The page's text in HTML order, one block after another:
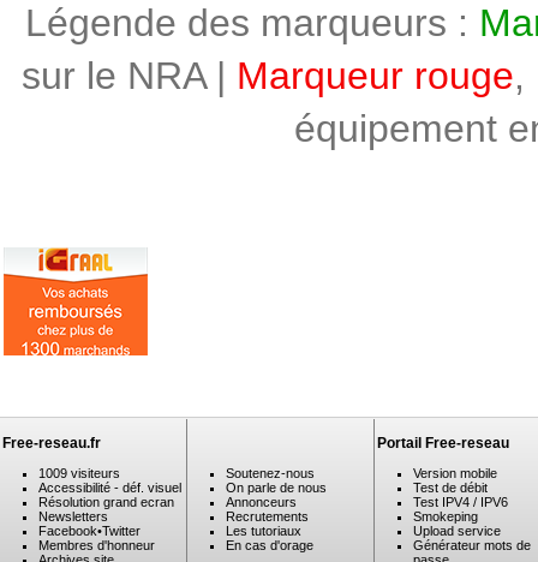
Légende des marqueurs :
sur le NRA | Marqueur rouge,
équipement
Free-reseau.fr
1009 visiteurs
Accessibilité - déf. visuel
Résolution grand ecran
Newsletters
Facebook•Twitter
Membres d'honneur
Soutenez-nous
On parle de nous
Annonceurs
Recrutements
Les tutoriaux
En cas d'orage
Portail Free-reseau
Version mobile
Test de débit
Test IPV4 / IPV6
Smokeping
Upload service
Générateur mots de